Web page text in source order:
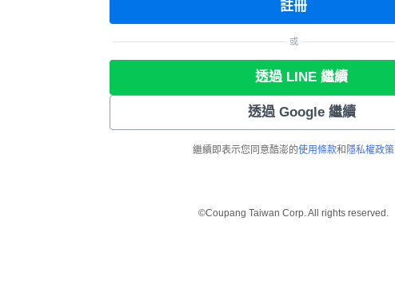
註冊
或
透過 LINE 繼續
透過 Google 繼續
繼續即表示您同意酷澎的使用條款和 隱私權政策
©Coupang Taiwan Corp. All rights reserved.